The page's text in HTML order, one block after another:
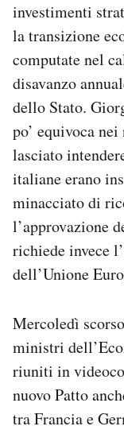
investimenti
la transizione
computate nel
disavanzo
dello Stato.
po’ equivoca
lasciato
italiane erano
minacciato di
l’approvazione
richiede invece
dell’Unione
Mercoledì
ministri
riuniti in
nuovo Patto
tra Francia e